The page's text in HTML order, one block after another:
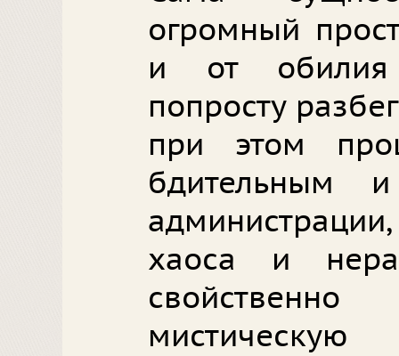
огромный
и от обилия
попросту
при этом
бдительным
хаоса и